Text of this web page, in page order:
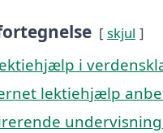
skjul
i
lektiehjælp